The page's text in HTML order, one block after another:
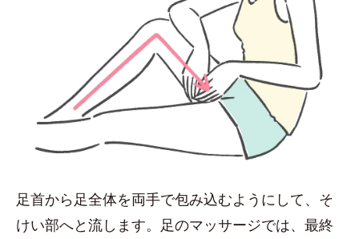
足首から足全体を両手で包み込むようにして、そ
けい部へと流します。足のマッサージでは、最終